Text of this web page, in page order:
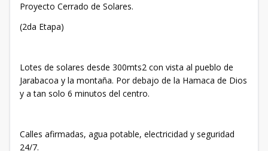
Proyecto Cerrado de Solares.
(2da Etapa)
Lotes de solares desde 300mts2 con vista al pueblo de
Jarabacoa y la montaña. Por debajo de la Hamaca de Dios
y a tan solo 6 minutos del centro.
Calles afirmadas, agua potable, electricidad y seguridad
24/7.